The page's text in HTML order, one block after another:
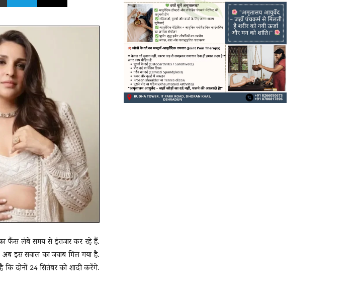
का फैंस लंबे समय से इंतजार कर रहे हैं.
अब इस सवाल का जवाब मिल गया है.
कि दोनों 24 सितंबर को शादी करेंगे.